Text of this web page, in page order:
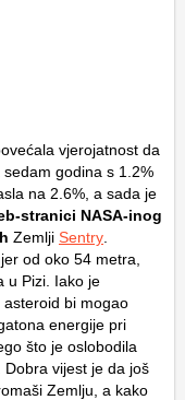
vjerojatnost da
godina s 1.2%
na 2.6%, a sada je
stranici NASA-inog
Zemlji Sentry
od oko 54 metra,
u Pizi. Iako je
asteroid bi mogao
energije pri
što je oslobodila
vijest je da još
Zemlju, a kako